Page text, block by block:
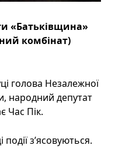
«Батьківщина»
комбінат)
голова Незалежної
народний депутат
Час Пік.
з’ясовуються.